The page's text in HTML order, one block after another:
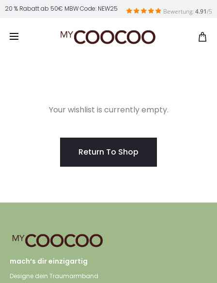
20 % Rabatt ab 50€ MBW Code: NEW25 Bewertung: 4.91/5
i
s
Your wishlist is currently empty.
Return To Shop
mach‘s dir einzigartig
Designe dein Traumarmband